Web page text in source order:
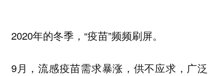
2020年的冬季，“疫苗”频频刷屏。
9月，流感疫苗需求暴涨，供不应求，广泛